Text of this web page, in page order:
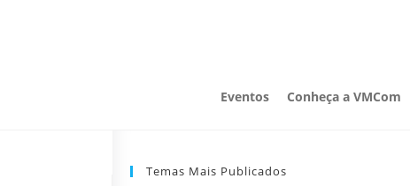
Eventos Conheça a VMCom
Temas Mais Publicados